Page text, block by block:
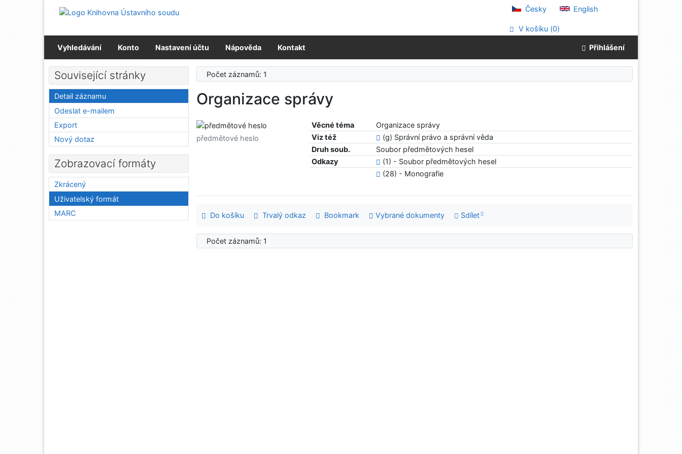
Přejít na menu
Česky English
V košíku (0)
Vyhledávání Konto Nastavení účtu Nápověda Kontakt Přihlášení
Počet záznamů: 1
Organizace správy
Věcné téma
Organizace správy
Viz též
(g) Správní právo a správní věda
Druh soub.
Soubor předmětových hesel
Odkazy
(1) - Soubor předmětových hesel
(28) - Monografie
předmětové heslo
Do košíku Trvalý odkaz Bookmark Vybrané dokumenty Sdílet
Počet záznamů: 1
Související stránky
Detail záznamu
Odeslat e-mailem
Export
Nový dotaz
Zobrazovací formáty
Zkrácený
Uživatelský formát
MARC